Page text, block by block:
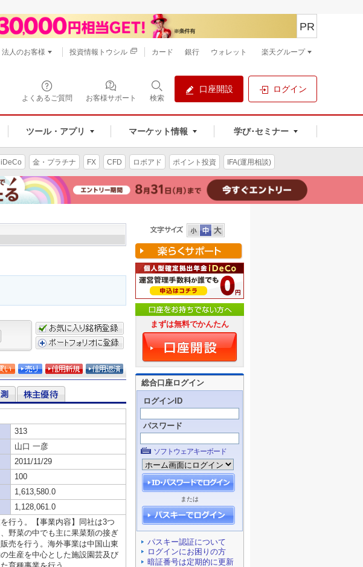
よくあるご質問 お客様サポート 検索
口座開設 ログイン
ツール・アプリ マーケット情報 学び･セミナー
PR
法人のお客様 投資情報トウシル カード 銀行 ウォレット 楽天グループ
iDeCo 金・プラチナ FX CFD ロボアド ポイント投資 IFA(運用相談)
まずは無料でかんたん
総合口座ログイン
ログインID
パスワード
ソフトウェアキーボード
または
パスキー認証について
ログインにお困りの方
暗証番号は定期的に更新